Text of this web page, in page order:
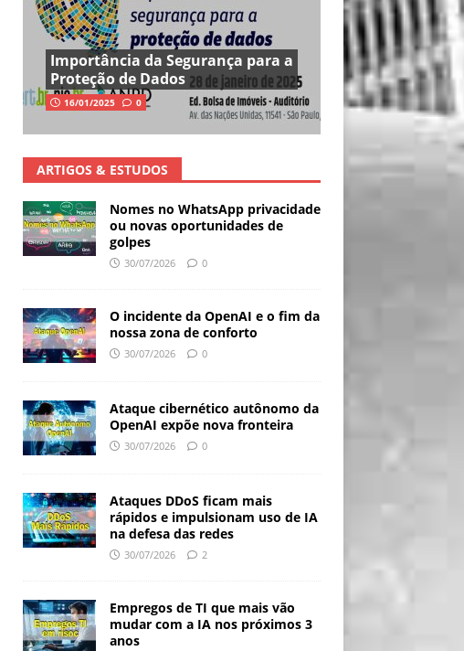
Importância da Segurança para a
Proteção de Dados
16/01/2025 0
ARTIGOS & ESTUDOS
Nomes no WhatsApp privacidade
ou novas oportunidades de
golpes
30/07/2026 0
O incidente da OpenAI e o fim da
nossa zona de conforto
30/07/2026 0
Ataque cibernético autônomo da
OpenAI expõe nova fronteira
30/07/2026 0
Ataques DDoS ficam mais
rápidos e impulsionam uso de IA
na defesa das redes
30/07/2026 2
Empregos de TI que mais vão
mudar com a IA nos próximos 3
anos